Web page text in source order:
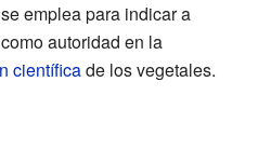
emplea para indicar a
autoridad en la
científicade los vegetales.